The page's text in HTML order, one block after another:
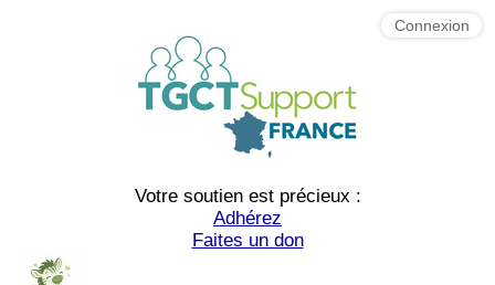
Connexion
Votre soutien est précieux :
Adhérez
Faites un don